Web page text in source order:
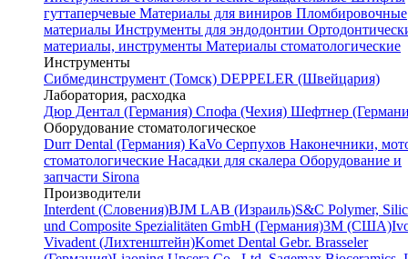
гуттаперчевые Материалы для виниров Пломбировочные
материалы Инструменты для эндодонтии
материалы, инструменты Материалы стоматологические
Инструменты
Cибмединструмент (Томск) DEPPELER (Швейцария)
Лаборатория, расходка
Дюр Дентал (Германия) Спофа (Чехия) Шефтнер
Оборудование стоматологическое
Durr Dental (Германия) KaVo Серпухов Наконечники,
стоматологические Насадки для скалера Оборудование и
запчасти Sirona
Производители
Interdent (Словения)BJM LAB (Израиль)S&C Polymer,
und Composite Spezialitäten GmbH (Германия)3M (США)
Vivadent (Лихтенштейн)Komet Dental Gebr. Brasseler